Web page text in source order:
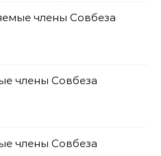
члены Совбеза
члены Совбеза
члены Совбеза